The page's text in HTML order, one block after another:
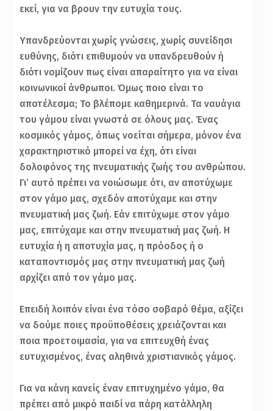
εκεί, για να βρουν την ευτυχία τους.
Υπανδρεύονται χωρίς γνώσεις, χωρίς συνείδησι
ευθύνης, διότι επιθυμούν να υπανδρευθούν ή
διότι νομίζουν πως είναι απαραίτητο για να είναι
κοινωνικοί άνθρωποι. Όμως ποιο είναι το
αποτέλεσμα; Το βλέπομε καθημερινά. Τα ναυάγια
του γάμου είναι γνωστά σε όλους μας. Ένας
κοσμικός γάμος, όπως νοείται σήμερα, μόνον ένα
χαρακτηριστικό μπορεί να έχη, ότι είναι
δολοφόνος της πνευματικής ζωής του ανθρώπου.
Γι’ αυτό πρέπει να νοιώσωμε ότι, αν αποτύχωμε
στον γάμο μας, σχεδόν αποτύχαμε και στην
πνευματική μας ζωή. Εάν επιτύχωμε στον γάμο
μας, επιτύχαμε και στην πνευματική μας ζωή. Η
ευτυχία ή η αποτυχία μας, η πρόοδος ή ο
καταποντισμός μας στην πνευματική μας ζωή
αρχίζει από τον γάμο μας.
Επειδή λοιπόν είναι ένα τόσο σοβαρό θέμα, αξίζει
να δούμε ποιες προϋποθέσεις χρειάζονται και
ποια προετοιμασία, για να επιτευχθή ένας
ευτυχισμένος, ένας αληθινά χριστιανικός γάμος.
Για να κάνη κανείς έναν επιτυχημένο γάμο, θα
πρέπει από μικρό παιδί να πάρη κατάλληλη